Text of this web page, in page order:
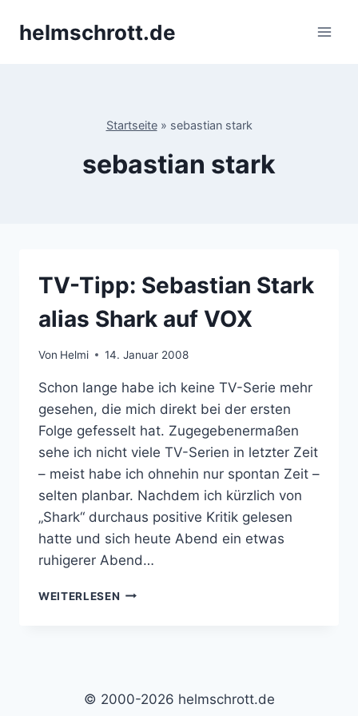
Inhalthelmschrott.de
Startseite» sebastian stark
sebastian stark
TV-Tipp: Sebastian Stark
alias Shark auf VOX
Von Helmi 14. Januar 2008
Schon lange habe ich keine TV-Serie mehr
gesehen, die mich direkt bei der ersten
Folge gefesselt hat. Zugegebenermaßen
sehe ich nicht viele TV-Serien in letzter Zeit
– meist habe ich ohnehin nur spontan Zeit –
selten planbar. Nachdem ich kürzlich von
„Shark“ durchaus positive Kritik gelesen
hatte und sich heute Abend ein etwas
ruhigerer Abend…
WEITERLESEN TV-
AUF
© 2000-2026 helmschrott.de